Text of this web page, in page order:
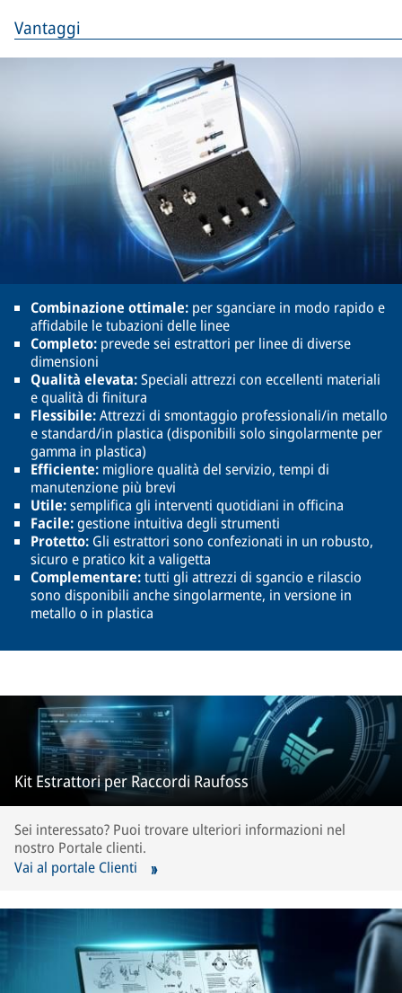
Vantaggi
Combinazione ottimale: per sganciare in modo rapido e
affidabile le tubazioni delle linee
Completo: prevede sei estrattori per linee di diverse
dimensioni
Qualità elevata:Speciali attrezzi con eccellenti materiali
e qualità di finitura
Flessibile:Attrezzi di smontaggio professionali/in metallo
e standard/in plastica (disponibili solo singolarmente per
gamma in plastica)
Efficiente: migliore qualità del servizio, tempi di
manutenzione più brevi
Utile:semplifica gli interventi quotidiani in officina
Facile:gestione intuitiva degli strumenti
Protetto: Gli estrattori sono confezionati in un robusto,
sicuro e pratico kit a valigetta
Complementare:tutti gli attrezzi di sgancio e rilascio
sono disponibili anche singolarmente, in versione in
metallo o in plastica
Kit Estrattori per Raccordi Raufoss
Sei interessato? Puoi trovare ulteriori informazioni nel
nostro Portale clienti.
Vai al portale Clienti